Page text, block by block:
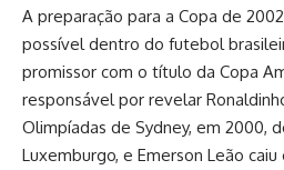
A preparação para a Copa de
possível dentro do futebol
promissor com o título da Copa
responsável por revelar
Olimpíadas de Sydney, em 2000,
Luxemburgo, e Emerson Leão caiu